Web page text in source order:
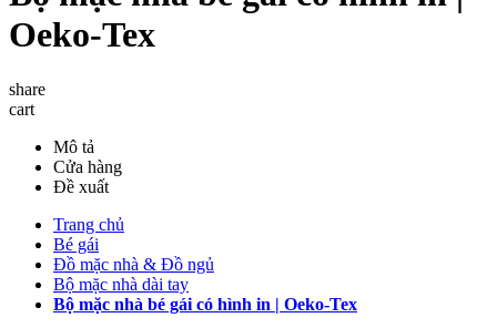
Oeko-Tex
share
cart
Mô tả
Cửa hàng
Đề xuất
Trang chủ
Bé gái
Đồ mặc nhà & Đồ ngủ
Bộ mặc nhà dài tay
Bộ mặc nhà bé gái có hình in | Oeko-Tex